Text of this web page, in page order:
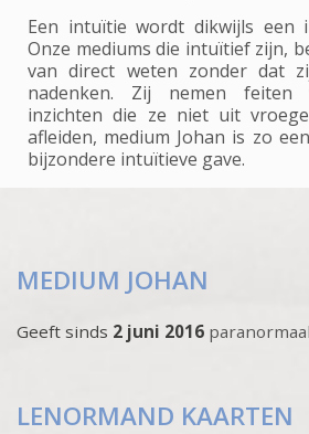
Een intuïtie wordt dikwijls een
Onze mediums die intuïtief zijn,
van direct weten zonder dat
nadenken. Zij nemen
inzichten die ze niet uit
afleiden, medium Johan is zo
bijzondere intuïtieve gave.
MEDIUM JOHAN
Geeft sinds 2 juni 2016
LENORMAND KAARTEN